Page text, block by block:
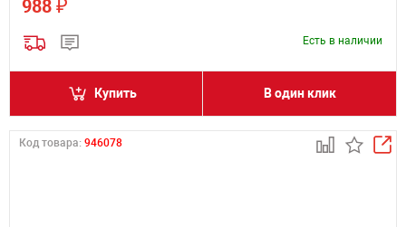
988 ₽
Есть в наличии
Купить В один клик
Код товара: 946078